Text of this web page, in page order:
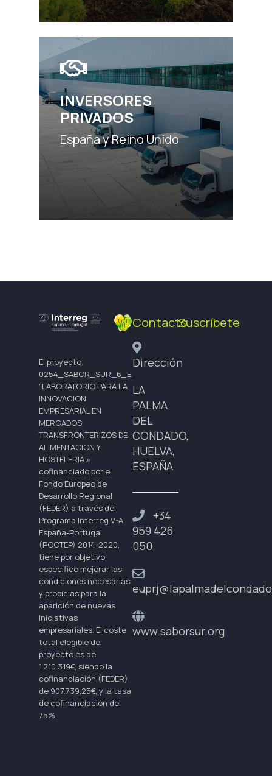
INVERSORES
PRIVADOS
España y Reino Unido
El proyecto
0254_SABOR_SUR_6_E,
“LABORATORIO PARA LA
INNOVACION
EMPRESARIAL EN
MERCADOS
TRANSFRONTERIZOS DE
ALIMENTACION Y
HOSTELERIA »
cofinanciado por el
Fondo Europeo de
Desarrollo Regional
(FEDER) a través del
Programa Interreg V-A
España-Portugal
(POCTEP) 2014-2020,
tiene por objetivo
específico mejorar las
condiciones necesarias
y propicias para la
aparición de nuevas
iniciativas
empresariales. El coste
total elegible del
proyecto es de
1.210.319€, siendo la
cofinanciación (FEDER)
de 907.739,25€, y la tasa
de cofinanciación del
75%.
Contacto
Dirección
LA
PALMA
DEL
CONDADO,
HUELVA,
ESPAÑA
+34
959 426
050
www.saborsur.org
Suscríbete